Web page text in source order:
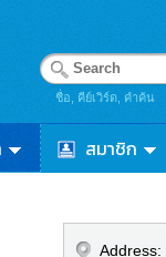
ชื่อ, คีย์เวิร์ด, คำค้น
สมาชิก
Address: